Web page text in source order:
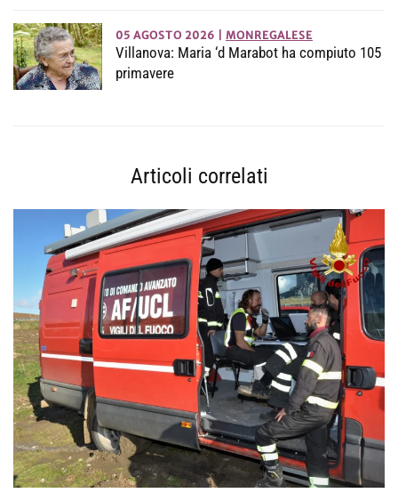
05 AGOSTO 2026 MONREGALESE
Villanova: Maria ‘d Marabot ha compiuto 105
primavere
Articoli correlati